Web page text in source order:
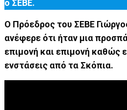
ο ΣΕΒΕ.
Ο Πρόεδρος του ΣΕΒΕ
ανέφερε ότι ήταν μια
επιμονή και επιμονή καθώς
ενστάσεις από τα Σκόπια.